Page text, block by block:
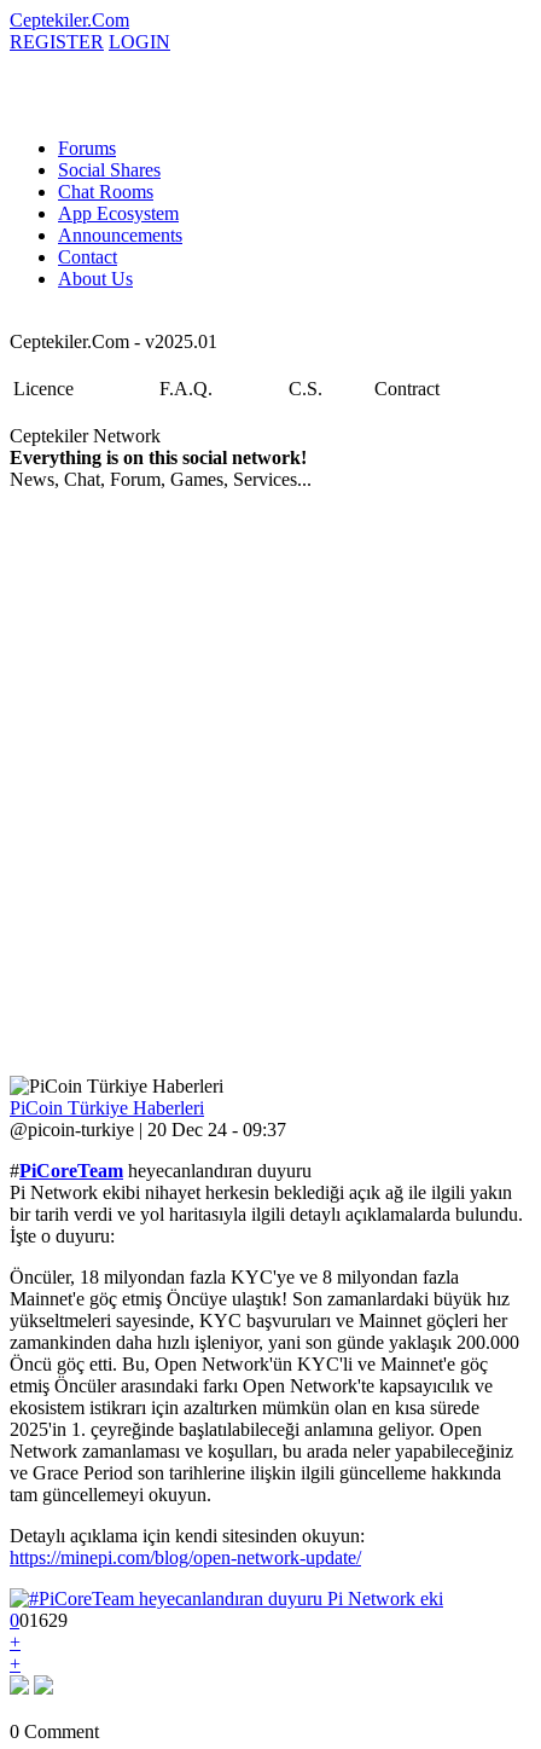
Ceptekiler.Com
REGISTER LOGIN
Forums
Social Shares
Chat Rooms
App Ecosystem
Announcements
Contact
About Us
Ceptekiler.Com - v2025.01
Licence F.A.Q. C.S. Contract
Ceptekiler Network
Everything is on this social network!
News, Chat, Forum, Games, Services...
PiCoin Türkiye Haberleri
@picoin-turkiye | 20 Dec 24 - 09:37
#PiCoreTeam heyecanlandıran duyuru
Pi Network ekibi nihayet herkesin beklediği açık ağ ile ilgili yakın
bir tarih verdi ve yol haritasıyla ilgili detaylı açıklamalarda bulundu.
İşte o duyuru:
Öncüler, 18 milyondan fazla KYC'ye ve 8 milyondan fazla
Mainnet'e göç etmiş Öncüye ulaştık! Son zamanlardaki büyük hız
yükseltmeleri sayesinde, KYC başvuruları ve Mainnet göçleri her
zamankinden daha hızlı işleniyor, yani son günde yaklaşık 200.000
Öncü göç etti. Bu, Open Network'ün KYC'li ve Mainnet'e göç
etmiş Öncüler arasındaki farkı Open Network'te kapsayıcılık ve
ekosistem istikrarı için azaltırken mümkün olan en kısa sürede
2025'in 1. çeyreğinde başlatılabileceği anlamına geliyor. Open
Network zamanlaması ve koşulları, bu arada neler yapabileceğiniz
ve Grace Period son tarihlerine ilişkin ilgili güncelleme hakkında
tam güncellemeyi okuyun.
Detaylı açıklama için kendi sitesinden okuyun:
https://minepi.com/blog/open-network-update/
001629
+
+
0 Comment